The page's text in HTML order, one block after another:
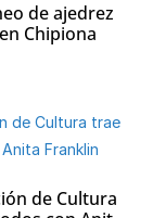
de ajedrez
Chipiona
de Cultura